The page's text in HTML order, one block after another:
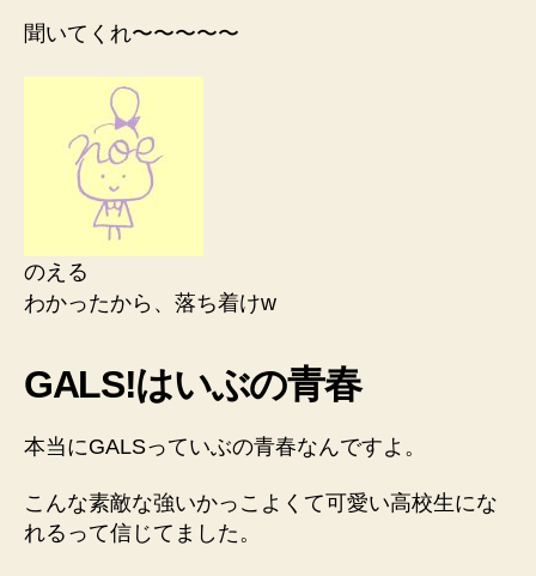
聞いてくれ〜〜〜〜〜
のえる
わかったから、落ち着けw
GALS!はいぶの青春
本当にGALSっていぶの青春なんですよ。
こんな素敵な強いかっこよくて可愛い高校生にな
れるって信じてました。